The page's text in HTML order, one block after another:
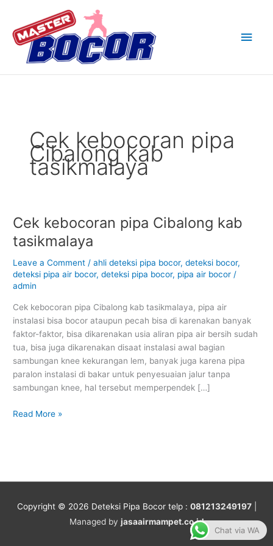
content
Cek kebocoran pipa
Cibalong kab
tasikmalaya
Cek kebocoran pipa Cibalong kab
tasikmalaya
Leave a Comment /ahli deteksi pipa bocor,deteksi bocor,
deteksi pipa air bocor,deteksi pipa bocor, pipa air bocor /
admin
Cek kebocoran pipa Cibalong kab tasikmalaya, pipa air
instalasi bisa bocor ataupun pecah bisa di karenakan banyak
faktor-faktor, bisa dikarenakan usia aliran pipa air bersih sudah
tua, bisa juga dikarenakan disaat instalasi awal bagian
sambungan knee kekurangan lem, banyak juga karena pipa
paralon instalasi di bakar untuk penyesuaian jalur tanpa
sambungan knee, hal tersebut memperpendek […]
Cek
kebocoran
pipa
Cibalong
kab
tasikmalaya
Read More »
Copyright © 2026 Deteksi Pipa Bocortelp : 081213249197|
Managed by jasaairmampet.co.id
Chat via WA